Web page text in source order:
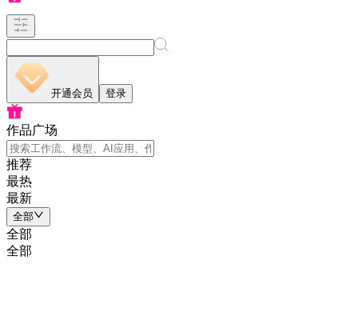
开通会员 登录
作品广场
推荐
最热
最新
全部
全部
全部